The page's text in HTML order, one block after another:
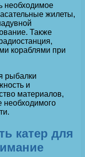
необходимое
жилеты,
Также
кораблями при
рыбалки
и
материалов,
необходимого
катер для